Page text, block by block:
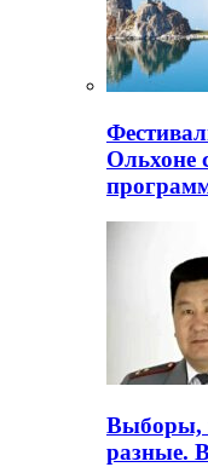
Ольхоне
Выборы,
разные.